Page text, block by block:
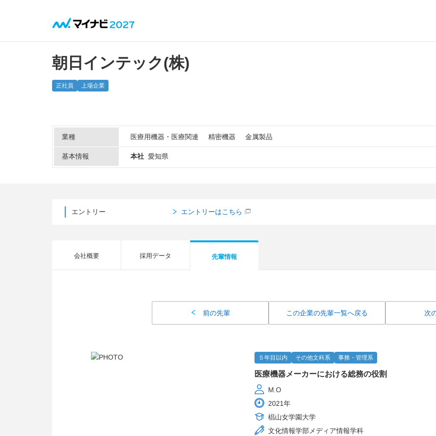
朝日インテック(株)
正社員 上場企業
業種 医療用機器・医療関連 精密機器 金属製品
基本情報 本社 愛知県
エントリー エントリーはこちら
会社概要 採用データ 先輩情報
前の先輩 この企業の先輩一覧へ戻る 次
５年目以内 その他文科系 事務・管理系
医療機器メーカーにおける総務の役割
M.O
2021年
椙山女学園大学
文化情報学部メディア情報学科